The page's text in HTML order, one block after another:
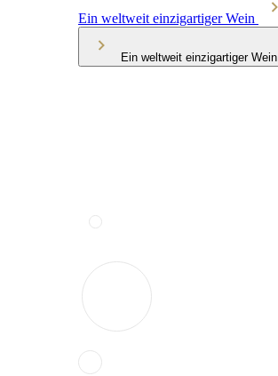
Ein weltweit einzigartiger Wein
Ein weltweit einzigartiger Wein